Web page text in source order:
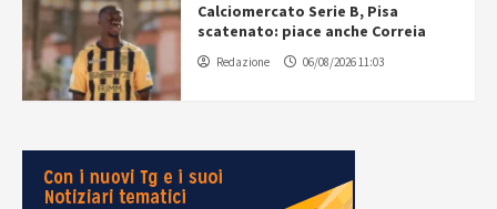
Calciomercato Serie B, Pisa
scatenato: piace anche Correia
Redazione 06/08/2026 11:03